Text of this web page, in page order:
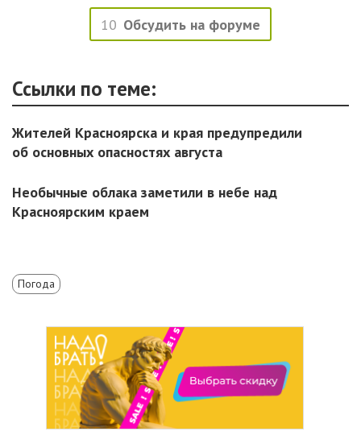
10 Обсудить на форуме
Ссылки по теме:
Жителей Красноярска и края предупредили
об основных опасностях августа
Необычные облака заметили в небе над
Красноярским краем
Погода